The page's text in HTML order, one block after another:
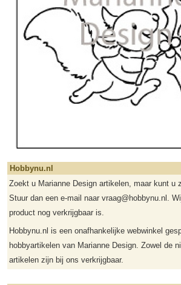
Hobbynu.nl
Zoekt u Marianne Design artikelen, maar kunt u
Stuur dan een e-mail naar vraag@hobbynu.nl.
product nog verkrijgbaar is.
Hobbynu.nl is een onafhankelijke webwinkel
hobbyartikelen van Marianne Design. Zowel de
artikelen zijn bij ons verkrijgbaar.